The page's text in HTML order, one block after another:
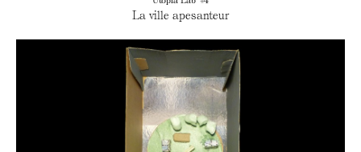
La ville apesanteur